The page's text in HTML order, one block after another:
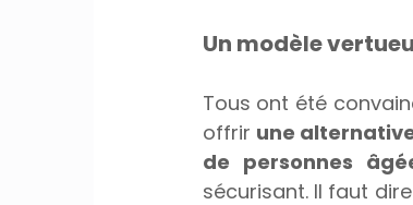
Un modèle
Tous ont été
offrir une
de personnes
sécurisant. Il faut